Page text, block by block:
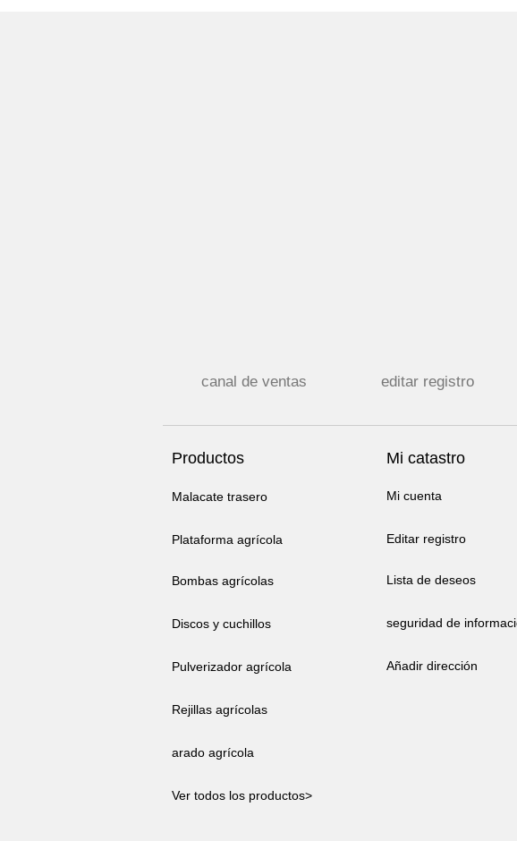
canal de ventas editar registro
Productos Mi catastro
Malacate trasero Mi cuenta
Plataforma agrícola Editar registro
Bombas agrícolas Lista de deseos
Discos y cuchillos seguridad de
Pulverizador agrícola Añadir dirección
Rejillas agrícolas
arado agrícola
Ver todos los productos>